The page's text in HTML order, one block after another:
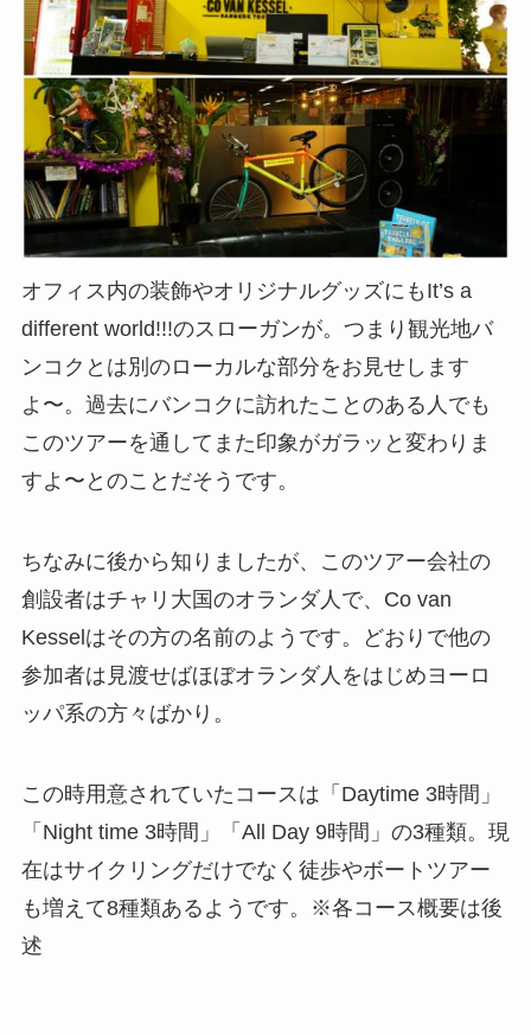
オフィス内の装飾やオリジナルグッズにもIt’s a
different world!!!のスローガンが。つまり観光地バ
ンコクとは別のローカルな部分をお見せします
よ〜。過去にバンコクに訪れたことのある人でも
このツアーを通してまた印象がガラッと変わりま
すよ〜とのことだそうです。
ちなみに後から知りましたが、このツアー会社の
創設者はチャリ大国のオランダ人で、Co van
Kesselはその方の名前のようです。どおりで他の
参加者は見渡せばほぼオランダ人をはじめヨーロ
ッパ系の方々ばかり。
この時用意されていたコースは「Daytime 3時間」
「Night time 3時間」「All Day 9時間」の3種類。現
在はサイクリングだけでなく徒歩やボートツアー
も増えて8種類あるようです。※各コース概要は後
述